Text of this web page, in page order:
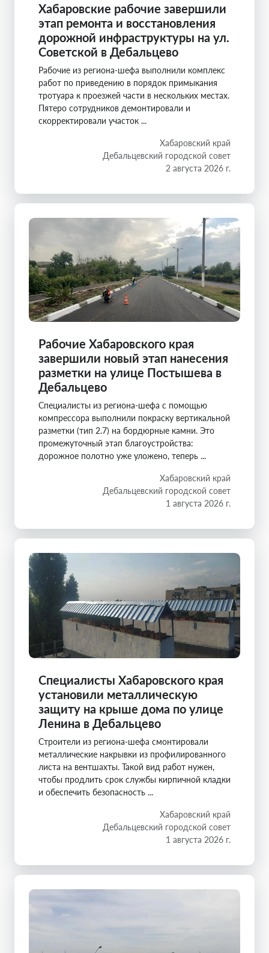
Хабаровские рабочие завершили
этап ремонта и восстановления
дорожной инфраструктуры на ул.
Советской в Дебальцево
Рабочие из региона-шефа выполнили комплекс
работ по приведению в порядок примыкания
тротуара к проезжей части в нескольких местах.
Пятеро сотрудников демонтировали и
скорректировали участок ...
Хабаровский край
Дебальцевский городской совет
2 августа 2026 г.
Рабочие Хабаровского края
завершили новый этап нанесения
разметки на улице Постышева в
Дебальцево
Специалисты из региона-шефа с помощью
компрессора выполнили покраску вертикальной
разметки (тип 2.7) на бордюрные камни. Это
промежуточный этап благоустройства:
дорожное полотно уже уложено, теперь ...
Хабаровский край
Дебальцевский городской совет
1 августа 2026 г.
Специалисты Хабаровского края
установили металлическую
защиту на крыше дома по улице
Ленина в Дебальцево
Строители из региона-шефа смонтировали
металлические накрывки из профилированного
листа на вентшахты. Такой вид работ нужен,
чтобы продлить срок службы кирпичной кладки
и обеспечить безопасность ...
Хабаровский край
Дебальцевский городской совет
1 августа 2026 г.